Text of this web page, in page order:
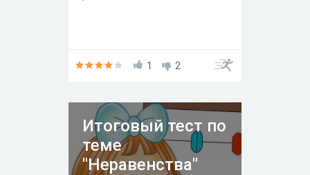
1 2
Итоговый тест по
теме
"Неравенства"